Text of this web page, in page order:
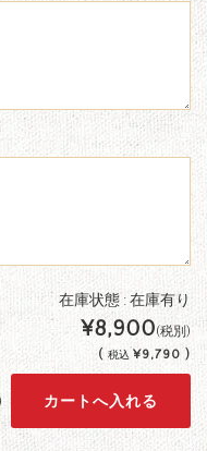
在庫状態 : 在庫有り
¥8,900(税別)
( 税込 ¥9,790 )